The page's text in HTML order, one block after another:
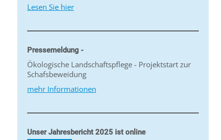
Lesen Sie hier
Pressemeldung -
Ökologische Landschaftspflege - Projektstart zur
Schafsbeweidung
mehr Informationen
Unser Jahresbericht 2025 ist online